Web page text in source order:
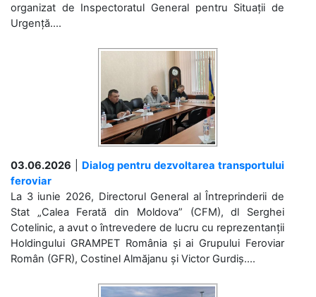
organizat de Inspectoratul General pentru Situații de
Urgență....
03.06.2026
Dialog pentru dezvoltarea transportului
feroviar
La 3 iunie 2026, Directorul General al Întreprinderii de
Stat „Calea Ferată din Moldova” (CFM), dl Serghei
Cotelinic, a avut o întrevedere de lucru cu reprezentanții
Holdingului GRAMPET România și ai Grupului Feroviar
Român (GFR), Costinel Almăjanu și Victor Gurdiș....